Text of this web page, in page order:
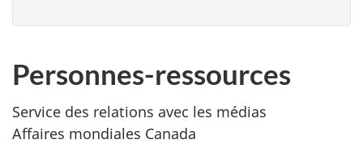
Personnes-ressources
Service des relations avec les médias
Affaires mondiales Canada